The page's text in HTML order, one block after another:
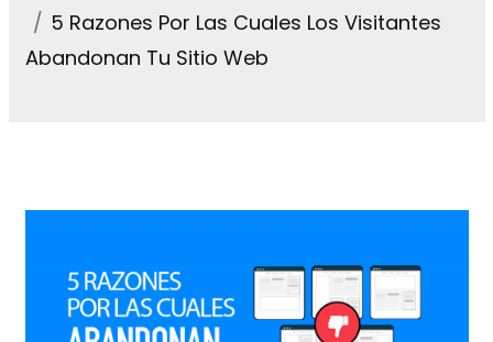
5 Razones Por Las Cuales Los Visitantes
Abandonan Tu Sitio Web